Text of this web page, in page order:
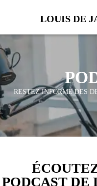
LOUIS DE
RESTEZ INFORMÉ DES
PODCAST DE